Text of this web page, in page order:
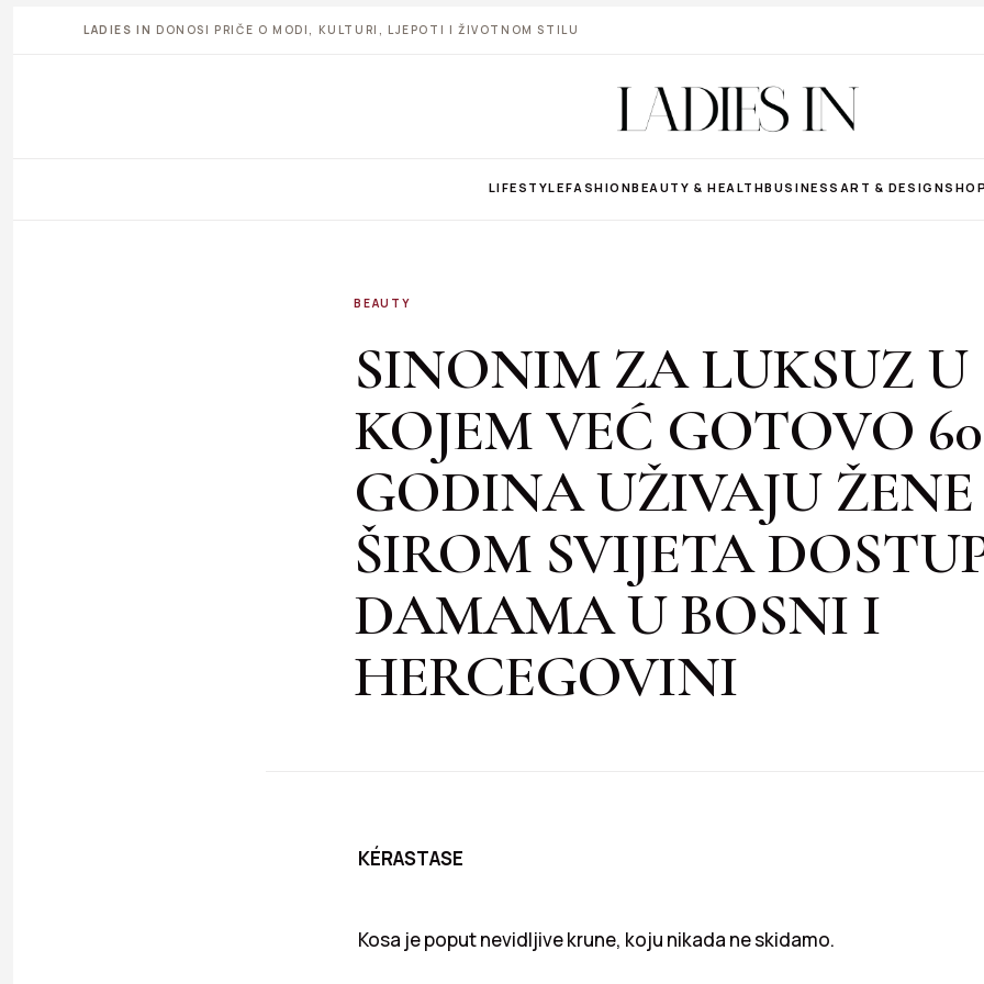
LADIES IN DONOSI PRIČE O MODI, KULTURI, LJEPOTI I ŽIVOTNOM STILU
LIFESTYLEFASHIONBEAUTY & HEALTHBUSINESS ART & DESIGN
BEAUTY
SINONIM ZA LUKSUZ U
KOJEM VEĆ GOTOVO 60
GODINA UŽIVAJU ŽENE
ŠIROM SVIJETA
DAMAMA U BOSNI I
HERCEGOVINI
KÉRASTASE
Kosa je poput nevidljive krune, koju nikada ne skidamo.